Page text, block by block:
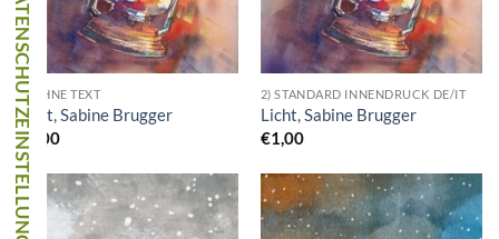
1) OHNE TEXT
Licht, Sabine Brugger
€1,00
2) STANDARD INNENDRUCK DE/IT
Licht, Sabine Brugger
€1,00